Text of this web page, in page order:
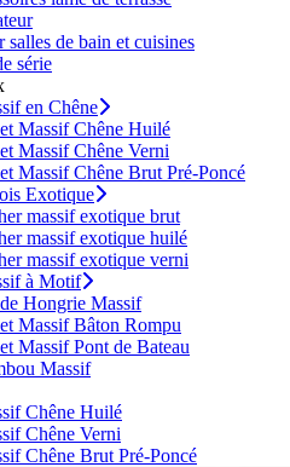
salles de bain et cuisines
série
en Chêne
Massif Chêne Huilé
Massif Chêne Verni
Massif Chêne Brut Pré-Poncé
Exotique
massif exotique brut
massif exotique huilé
massif exotique verni
à Motif
Hongrie Massif
Massif Bâton Rompu
Massif Pont de Bateau
Massif
Chêne Huilé
Chêne Verni
Chêne Brut Pré-Poncé